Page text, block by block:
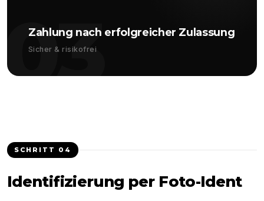
03
Zahlung nach erfolgreicher Zulassung
Sicher & risikofrei
SCHRITT 04
Identifizierung per Foto-Ident